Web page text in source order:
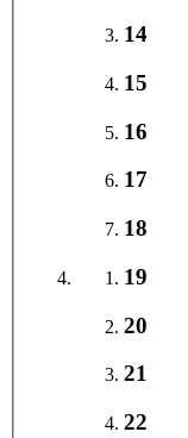
14
15
16
17
18
19
20
21
22